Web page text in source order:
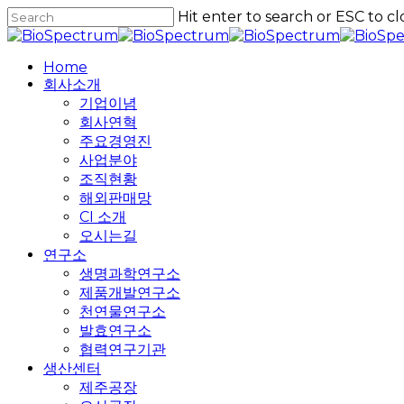
Skip
to
content
Hit enter to search or ESC to
Close
Home
회사소개
기업이념
회사연혁
주요경영진
사업분야
조직현황
해외판매망
CI 소개
오시는길
연구소
생명과학연구소
제품개발연구소
천연물연구소
발효연구소
협력연구기관
생산센터
제주공장